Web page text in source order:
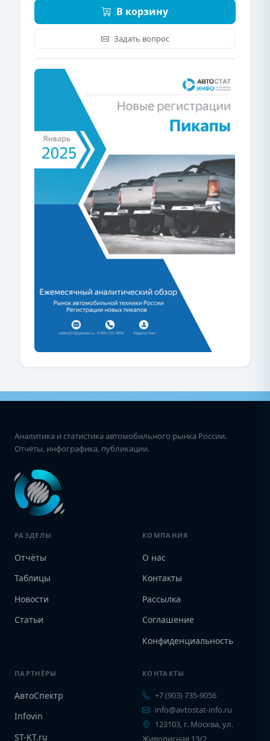
В корзину
Задать вопрос
Аналитика и статистика автомобильного рынка России.
Отчёты, инфографика, публикации.
РАЗДЕЛЫ
Отчёты
Таблицы
Новости
Статьи
КОМПАНИЯ
О нас
Контакты
Рассылка
Соглашение
Конфиденциальность
ПАРТНЁРЫ
АвтоСпектр
Infovin
ST-KT.ru
КОНТАКТЫ
+7 (903) 735-9056
info@avtostat-info.ru
123103, г. Москва, ул.
Живописная 13/2